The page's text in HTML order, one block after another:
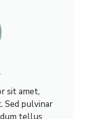
sit amet,
Sed pulvinar